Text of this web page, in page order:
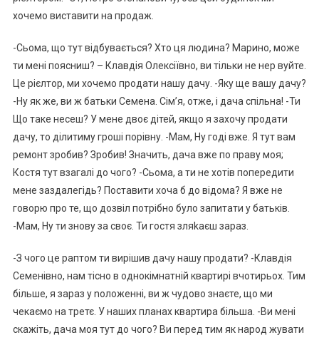
хочемо виставити на продаж.
-Сьома, що тут відбувається? Хто ця людина? Марино, може
ти мені поясниш? – Клавдія Олексіївно, ви тільки не нер вуйте.
Це рієлтор, ми хочемо продати нашу дачу. -Яку ще вашу дачу?
-Ну як же, ви ж батьки Семена. Сім’я, отже, і дача спільна! -Ти
Що таке несеш? У мене двоє дітей, якщо я захочу продати
дачу, то ділитиму гроші порівну. -Мам, Ну годі вже. Я тут вам
ремонт зробив? Зробив! Значить, дача вже по праву моя;
Костя тут взагалі до чого? -Сьома, а ти не хотів попередити
мене заздалегідь? Поставити хоча б до відома? Я вже не
говорю про те, що дозвіл потрібно було запитати у батьків.
-Мам, Ну ти знову за своє. Ти гостя зляkаєш зараз.
-З чого це раптом ти вирішив дачу нашу продати? -Клавдія
Семенівно, нам тісно в однокімнатній квартирі вчотирьох. Тим
більше, я зараз у nоложенні, ви ж чудово знаєте, що ми
чекаємо на третє. У наших планах квартира більша. -Ви мені
скажіть, дача моя тут до чого? Ви перед тим як народ жувати